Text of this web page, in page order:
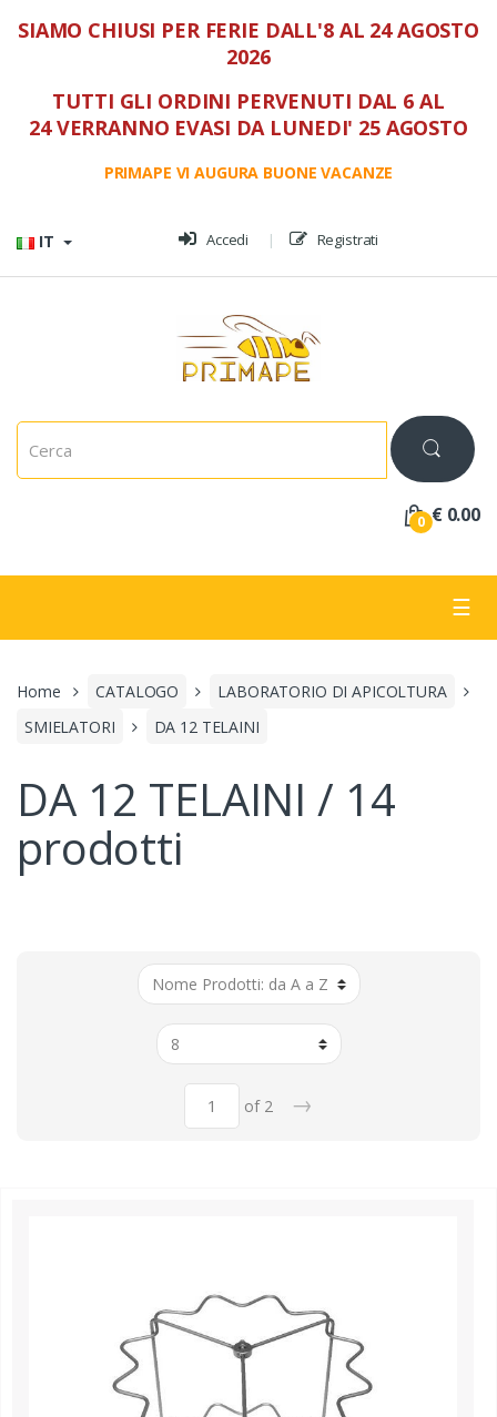
SIAMO CHIUSI PER FERIE DALL'8 AL 24 AGOSTO
2026
TUTTI GLI ORDINI PERVENUTI DAL 6 AL
24 VERRANNO EVASI DA LUNEDI' 25 AGOSTO
PRIMAPE VI AUGURA BUONE VACANZE
IT
Accedi Registrati
C
0 € 0.00
☰
Home CATALOGO
LABORATORIO DI APICOLTURA
SMIELATORI
DA 12 TELAINI
DA 12 TELAINI / 14
prodotti
of 2 →